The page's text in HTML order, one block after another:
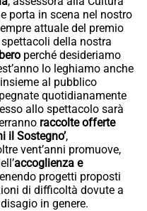
porta in scena nel nostro
attuale del premio
della nostra
perché desideriamo
lo leghiamo anche
al pubblico
quotidianamente
allo spettacolo sarà
raccolte offerte
il Sostegno’,
vent’anni promuove,
accoglienza e
progetti proposti
di difficoltà dovute a
in genere.